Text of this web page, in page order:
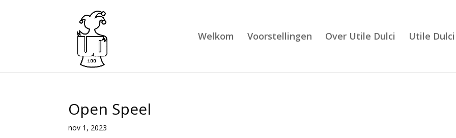
Welkom Voorstellingen Over Utile Dulci Utile
Open Speel
nov 1, 2023